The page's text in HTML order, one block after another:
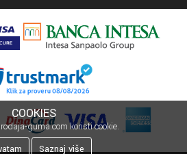
COOKIES
guma.com koristi cookie.
Saznaj više